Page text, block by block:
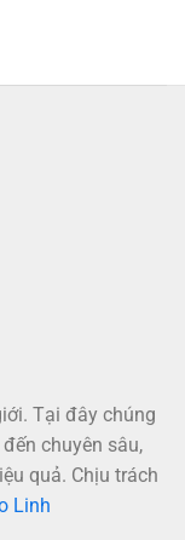
Tại đây chúng
chuyên sâu,
quả. Chịu trách
Linh